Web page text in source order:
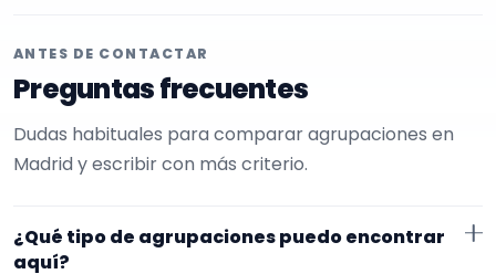
ANTES DE CONTACTAR
Preguntas frecuentes
Dudas habituales para comparar agrupaciones en
Madrid y escribir con más criterio.
¿Qué tipo de agrupaciones puedo encontrar
aquí?